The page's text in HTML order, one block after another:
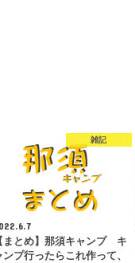
雑記
まとめ】那須キャンプ キ
ンプ行ったらこれ作って、